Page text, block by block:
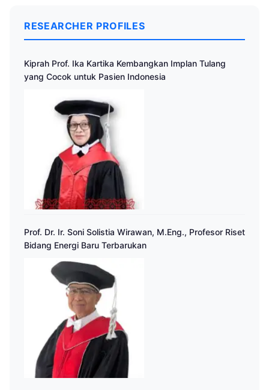
RESEARCHER PROFILES
Kiprah Prof. Ika Kartika Kembangkan Implan Tulang
yang Cocok untuk Pasien Indonesia
Prof. Dr. Ir. Soni Solistia Wirawan, M.Eng., Profesor Riset
Bidang Energi Baru Terbarukan